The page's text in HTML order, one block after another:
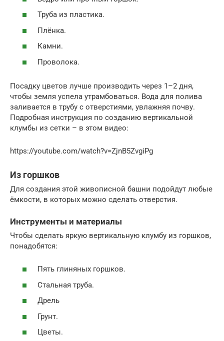
Труба из пластика.
Плёнка.
Камни.
Проволока.
Посадку цветов лучше производить через 1–2 дня,
чтобы земля успела утрамбоваться. Вода для полива
заливается в трубу с отверстиями, увлажняя почву.
Подробная инструкция по созданию вертикальной
клумбы из сетки – в этом видео:
https://youtube.com/watch?v=ZjnB5ZvgiPg
Из горшков
Для создания этой живописной башни подойдут любые
ёмкости, в которых можно сделать отверстия.
Инструменты и материалы
Чтобы сделать яркую вертикальную клумбу из горшков,
понадобятся:
Пять глиняных горшков.
Стальная труба.
Дрель
Грунт.
Цветы.